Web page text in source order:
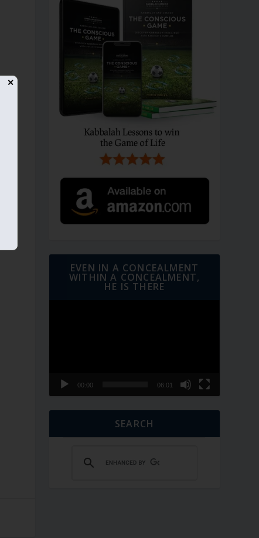
EVEN IN A CONCEALMENT
WITHIN A CONCEALMENT,
HE IS THERE
00:00 06:01
SEARCH
✕